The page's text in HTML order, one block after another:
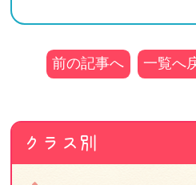
前の記事へ 一覧へ
クラス別